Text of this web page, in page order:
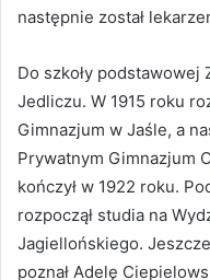
następnie został
Do szkoły podstawowej
Jedliczu. W 1915 roku
Gimnazjum w Jaśle, a
Prywatnym Gimnazjum
kończył w 1922 roku.
rozpoczął studia na
Jagiellońskiego.
poznał Adelę